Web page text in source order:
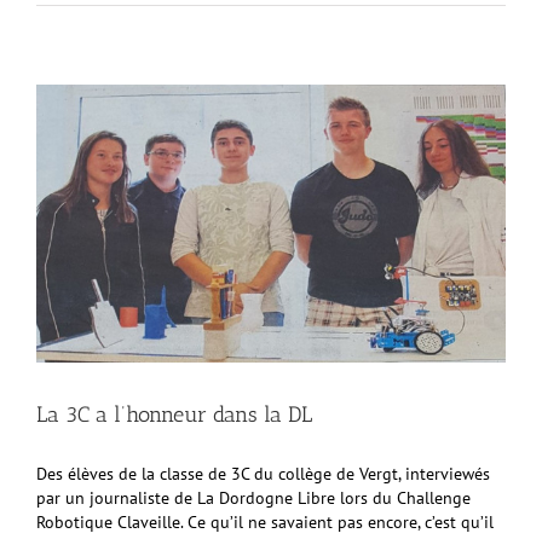
La 3C a l’honneur dans la DL
Des élèves de la classe de 3C du collège de Vergt, interviewés
par un journaliste de La Dordogne Libre lors du Challenge
Robotique Claveille. Ce qu’il ne savaient pas encore, c’est qu’il